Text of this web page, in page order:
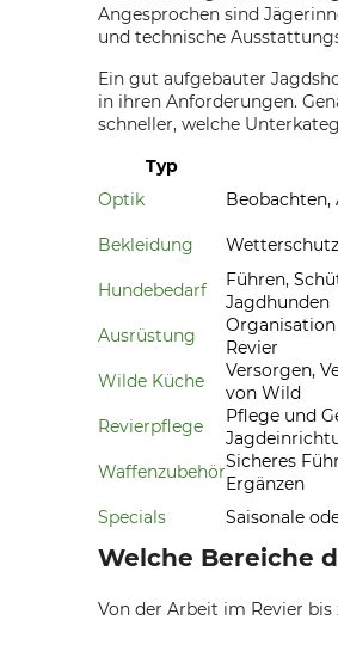
Angesprochen sind
und technische
Ein gut aufgebauter
in ihren Anforderungen.
schneller, welche
Typ
Optik
Beobachten,
Bekleidung
Hundebedarf
Führen,
Jagdhunden
Ausrüstung
Revier
Wilde Küche
Versorgen,
von Wild
Revierpflege
Pflege und
WaffenzubehörSicheres
Ergänzen
Specials Saisonale
Welche Bereiche
Von der Arbeit im Revier